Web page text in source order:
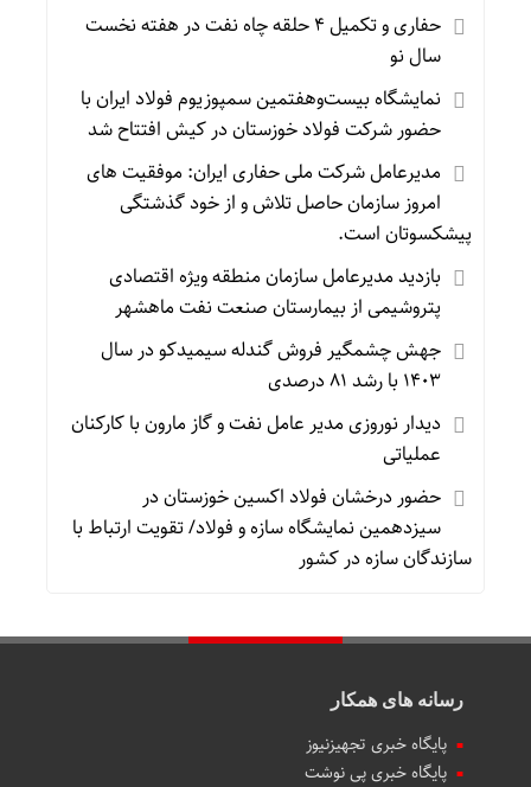
حفاری و تکمیل ۴ حلقه چاه نفت در هفته نخست
سال نو
نمایشگاه بیست‌وهفتمین سمپوزیوم فولاد ایران با
حضور شرکت فولاد خوزستان در کیش افتتاح شد
مدیرعامل شرکت ملی حفاری ایران: موفقیت های
امروز سازمان حاصل تلاش و از خود گذشتگی
پیشکسوتان است.
بازدید مدیرعامل سازمان منطقه ویژه اقتصادی
پتروشیمی از بیمارستان صنعت نفت ماهشهر
جهش چشمگیر فروش گندله سیمیدکو در سال
۱۴۰۳ با رشد ۸۱ درصدی
دیدار نوروزی مدیر عامل نفت و گاز مارون با کارکنان
عملیاتی
حضور درخشان فولاد اکسین خوزستان در
سیزدهمین نمایشگاه سازه و فولاد/ تقویت ارتباط با
سازندگان سازه در کشور
رسانه های همکار
پایگاه خبری تجهیزنیوز
پایگاه خبری پی نوشت